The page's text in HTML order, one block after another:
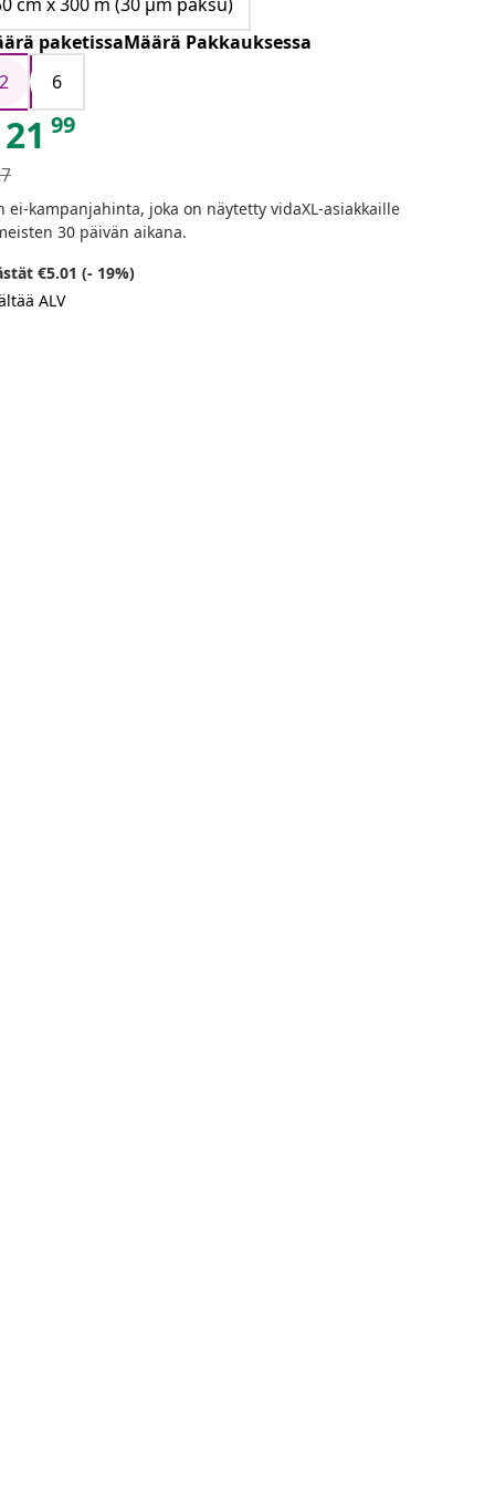
paketissaMäärä Pakkauksessa
2
6
21 99
ei-kampanjahinta, joka on näytetty vidaXL-asiakkaille
30 päivän aikana.
€5.01 (- 19%)
ALV